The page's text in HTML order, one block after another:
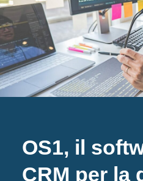
OS1, il
CRM per la